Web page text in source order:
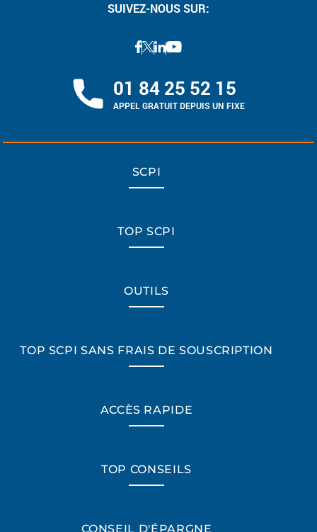
SUIVEZ-NOUS SUR:
01 84 25 52 15
APPEL GRATUIT DEPUIS UN FIXE
SCPI
TOP SCPI
OUTILS
TOP SCPI SANS FRAIS DE SOUSCRIPTION
ACCÈS RAPIDE
TOP CONSEILS
CONSEIL D'ÉPARGNE